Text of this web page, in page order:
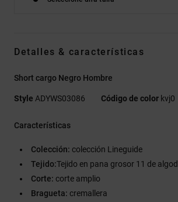
Detalles & características
Short cargo Negro Hombre
Style ADYWS03086 Código de color kvj0
Características
Colección: colección Lineguide
Tejido:Tejido en pana grosor 11 de
Corte: corte amplio
Bragueta: cremallera